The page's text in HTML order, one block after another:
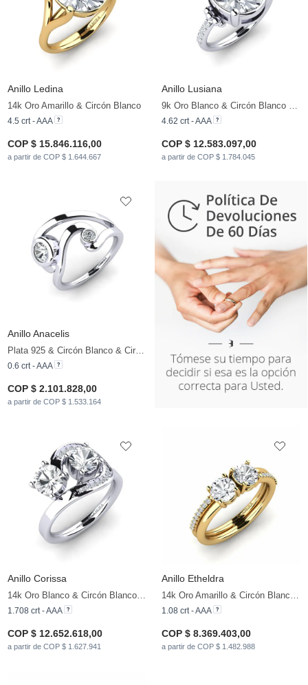
Anillo Ledina
14k Oro Amarillo & Circón Blanco
4.5 crt - AAA
COP $ 15.846.116,00
a partir de COP $ 1.644.667
Anillo Lusiana
9k Oro Blanco & Circón Blanco & Circonita
4.62 crt - AAA
COP $ 12.583.097,00
a partir de COP $ 1.784.045
Anillo Anacelis
Plata 925 & Circón Blanco & Circonita
0.6 crt - AAA
COP $ 2.101.828,00
a partir de COP $ 1.533.164
Anillo Corissa
14k Oro Blanco & Circón Blanco & Diamante
1.708 crt - AAA
COP $ 12.652.618,00
a partir de COP $ 1.627.941
Anillo Etheldra
14k Oro Amarillo & Circón Blanco & Diamante
1.08 crt - AAA
COP $ 8.369.403,00
a partir de COP $ 1.482.988